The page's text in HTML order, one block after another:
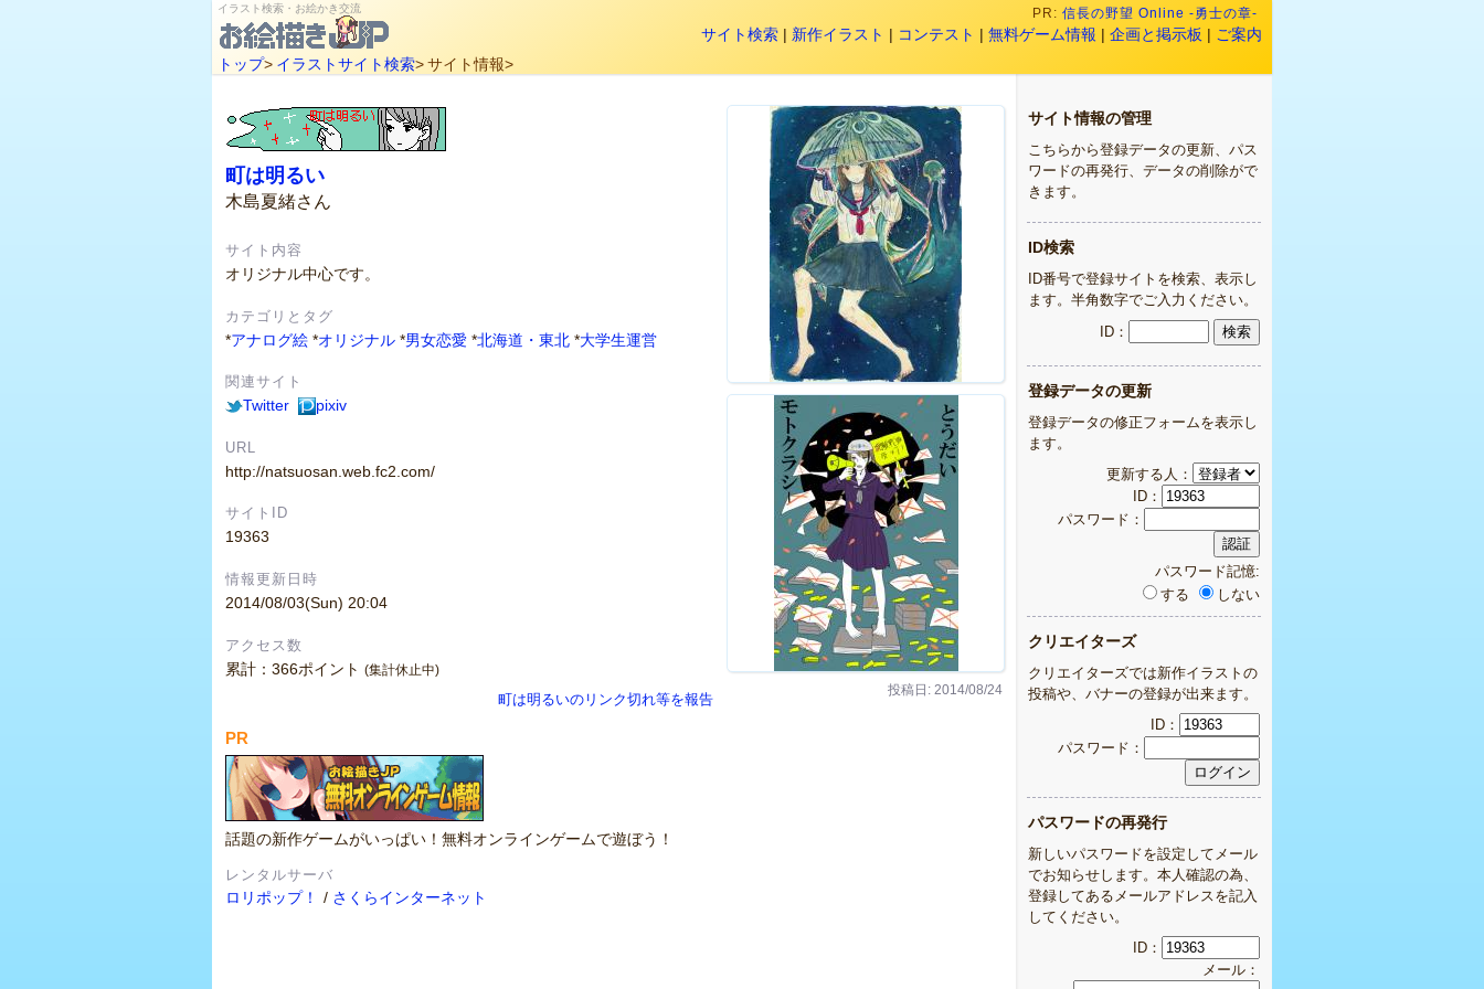
イラスト検索・お絵かき交流 PR: 信長の野望 Online -勇士の章-
サイト検索 | 新作イラスト | コンテスト | 無料ゲーム情報 | 企画と掲示板 | ご案内
トップ> イラストサイト検索>サイト情報>
投稿日: 2014/08/24
町は明るい
木島夏緒さん
サイト内容
オリジナル中心です。
カテゴリとタグ
*アナログ絵 *オリジナル *男女恋愛 *北海道・東北 *大学生運営
関連サイト
Twitter pixiv
URL
http://natsuosan.web.fc2.com/
サイトID
19363
情報更新日時
2014/08/03(Sun) 20:04
アクセス数
累計：366ポイント (集計休止中)
町は明るいのリンク切れ等を報告
PR
話題の新作ゲームがいっぱい！無料オンラインゲームで遊ぼう！
レンタルサーバ
ロリポップ！ / さくらインターネット
サイト情報の管理
こちらから登録データの更新、パス
ワードの再発行、データの削除がで
きます。
ID検索
ID番号で登録サイトを検索、表示し
ます。半角数字でご入力ください。
ID：
登録データの更新
登録データの修正フォームを表示し
ます。
更新する人：
ID：
パスワード：
パスワード記憶:
する
しない
クリエイターズ
クリエイターズでは新作イラストの
投稿や、バナーの登録が出来ます。
ID：
パスワード：
パスワードの再発行
新しいパスワードを設定してメール
でお知らせします。本人確認の為、
登録してあるメールアドレスを記入
してください。
ID：
メール：